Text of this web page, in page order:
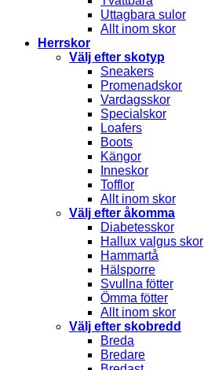
Uttagbara sulor
Allt inom skor
Herrskor
Välj efter skotyp
Sneakers
Promenadskor
Vardagsskor
Specialskor
Loafers
Boots
Kängor
Inneskor
Tofflor
Allt inom skor
Välj efter åkomma
Diabetesskor
Hallux valgus skor
Hammartå
Hälsporre
Svullna fötter
Ömma fötter
Allt inom skor
Välj efter skobredd
Breda
Bredare